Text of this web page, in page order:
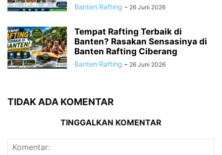
Banten Rafting - 26 Juni 2026
Tempat Rafting Terbaik di
Banten? Rasakan Sensasinya di
Banten Rafting Ciberang
Banten Rafting - 26 Juni 2026
TIDAK ADA KOMENTAR
TINGGALKAN KOMENTAR